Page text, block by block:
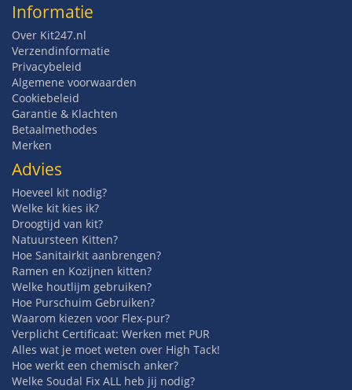
Informatie
Over Kit247.nl
Verzendinformatie
Privacybeleid
Algemene voorwaarden
Cookiebeleid
Garantie & Klachten
Betaalmethodes
Merken
Advies
Hoeveel kit nodig?
Welke kit kies ik?
Droogtijd van kit?
Natuursteen Kitten?
Hoe Sanitairkit aanbrengen?
Ramen en Kozijnen kitten?
Welke houtlijm gebruiken?
Hoe Purschuim Gebruiken?
Waarom kiezen voor Flex-pur?
Verplicht Certificaat: Werken met PUR
Alles wat je moet weten over High Tack!
Hoe werkt een chemisch anker?
Welke Soudal Fix ALL heb jij nodig?